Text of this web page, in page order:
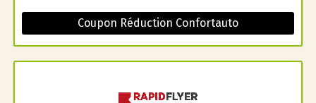
Coupon Réduction Confortauto